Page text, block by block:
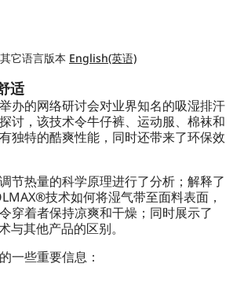
其它语言版本 English(英语)
适
办的网络研讨会对业界知名的吸湿排汗
讨，该技术令牛仔裤、运动服、棉袜和
独特的酷爽性能，同时还带来了环保效
节热量的科学原理进行了分析；解释了
技术如何将湿气带至面料表面，
穿着者保持凉爽和干燥；同时展示了
与其他产品的区别。
一些重要信息：